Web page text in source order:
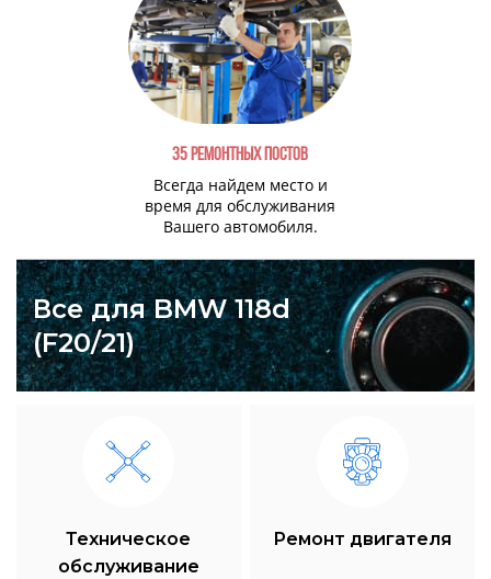
35 РЕМОНТНЫХ ПОСТОВ
Всегда найдем место и
время для обслуживания
Вашего автомобиля.
Все для BMW 118d
(F20/21)
Техническое
обслуживание
Ремонт двигателя